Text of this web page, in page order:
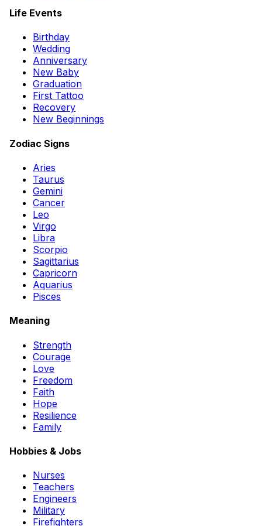
Life Events
Birthday
Wedding
Anniversary
New Baby
Graduation
First Tattoo
Recovery
New Beginnings
Zodiac Signs
Aries
Taurus
Gemini
Cancer
Leo
Virgo
Libra
Scorpio
Sagittarius
Capricorn
Aquarius
Pisces
Meaning
Strength
Courage
Love
Freedom
Faith
Hope
Resilience
Family
Hobbies & Jobs
Nurses
Teachers
Engineers
Military
Firefighters